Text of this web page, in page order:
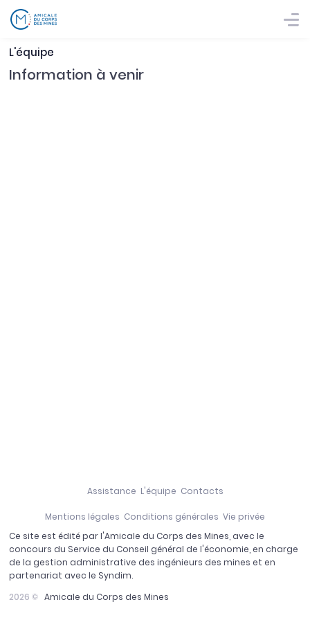
L'équipe
Information à venir
Ce site est édité par l'Amicale du Corps des Mines, avec le
concours du Service du Conseil général de l'économie, en charge
de la gestion administrative des ingénieurs des mines et en
partenariat avec le Syndim.
2026 © Amicale du Corps des Mines
Mentions légales Conditions générales Vie privée
Assistance L'équipe Contacts